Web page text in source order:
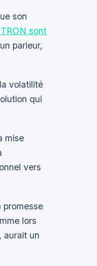
son
sont
parieur,
volatilité
qui
mise
vers
promesse
lors
aurait un